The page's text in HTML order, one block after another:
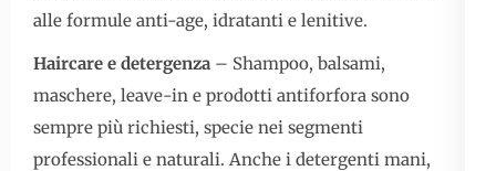
alle formule anti-age, idratanti e lenitive.
Haircare e detergenza – Shampoo, balsami,
maschere, leave-in e prodotti antiforfora sono
sempre più richiesti, specie nei segmenti
professionali e naturali. Anche i detergenti mani,